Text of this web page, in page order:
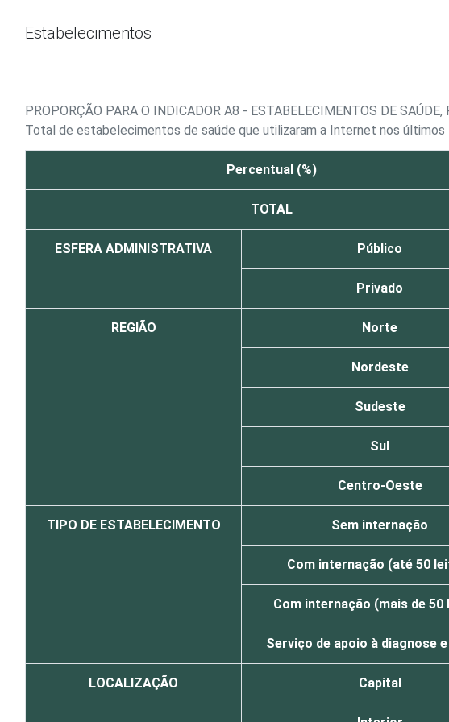
Estabelecimentos
PROPORÇÃO PARA O INDICADOR A8 - ESTABELECIMENTOS DE
Total de estabelecimentos de saúde que utilizaram a Internet nos últimos
Percentual (%)
TOTAL
ESFERA ADMINISTRATIVA Público
Privado
REGIÃO Norte
Nordeste
Sudeste
Sul
Centro-Oeste
TIPO DE ESTABELECIMENTO Sem internação
Com internação (até 50
Com internação (mais de
Serviço de apoio à diagnose
LOCALIZAÇÃO Capital